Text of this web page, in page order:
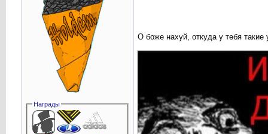
Награды
О боже нахуй, откуда у тебя